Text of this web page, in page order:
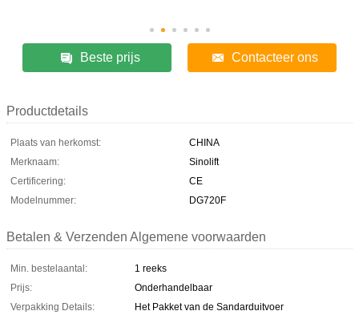
Beste prijs Contacteer ons
Productdetails
Plaats van herkomst:
CHINA
Merknaam:
Sinolift
Certificering:
CE
Modelnummer:
DG720F
Betalen & Verzenden Algemene voorwaarden
Min. bestelaantal:
1 reeks
Prijs:
Onderhandelbaar
Verpakking Details:
Het Pakket van de Sandarduitvoer